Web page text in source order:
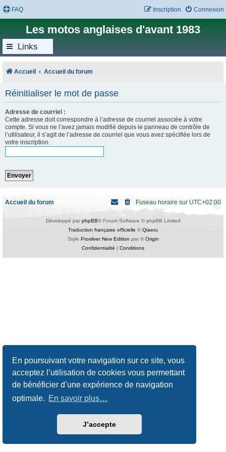
En poursuivant votre navigation sur ce site, vous
acceptez l’utilisation de cookies vous permettant
de bénéficier d’une expérience de navigation
optimale. En savoir plus…
J’accepte
FAQ Connexion
Inscription
Les motos anglaises d'avant 1983
Links
Accueil Accueil du forum
Réinitialiser le mot de passe
Adresse de courriel :
Cette adresse doit correspondre à l’adresse de courriel associée à votre
compte. Si vous ne l’avez jamais modifié depuis le panneau de contrôle de
l’utilisateur, il s’agit de l’adresse de courriel que vous avez spécifiée lors de
votre inscription.
Accueil du forum Fuseau horaire sur UTC+02:00
Développé par phpBB® Forum Software © phpBB Limited
Traduction française officielle ©Qiaeru
Style Prosilver New Edition par ©Origin
Confidentialité
Conditions